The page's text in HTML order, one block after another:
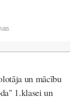
un mācību
1.klasei un